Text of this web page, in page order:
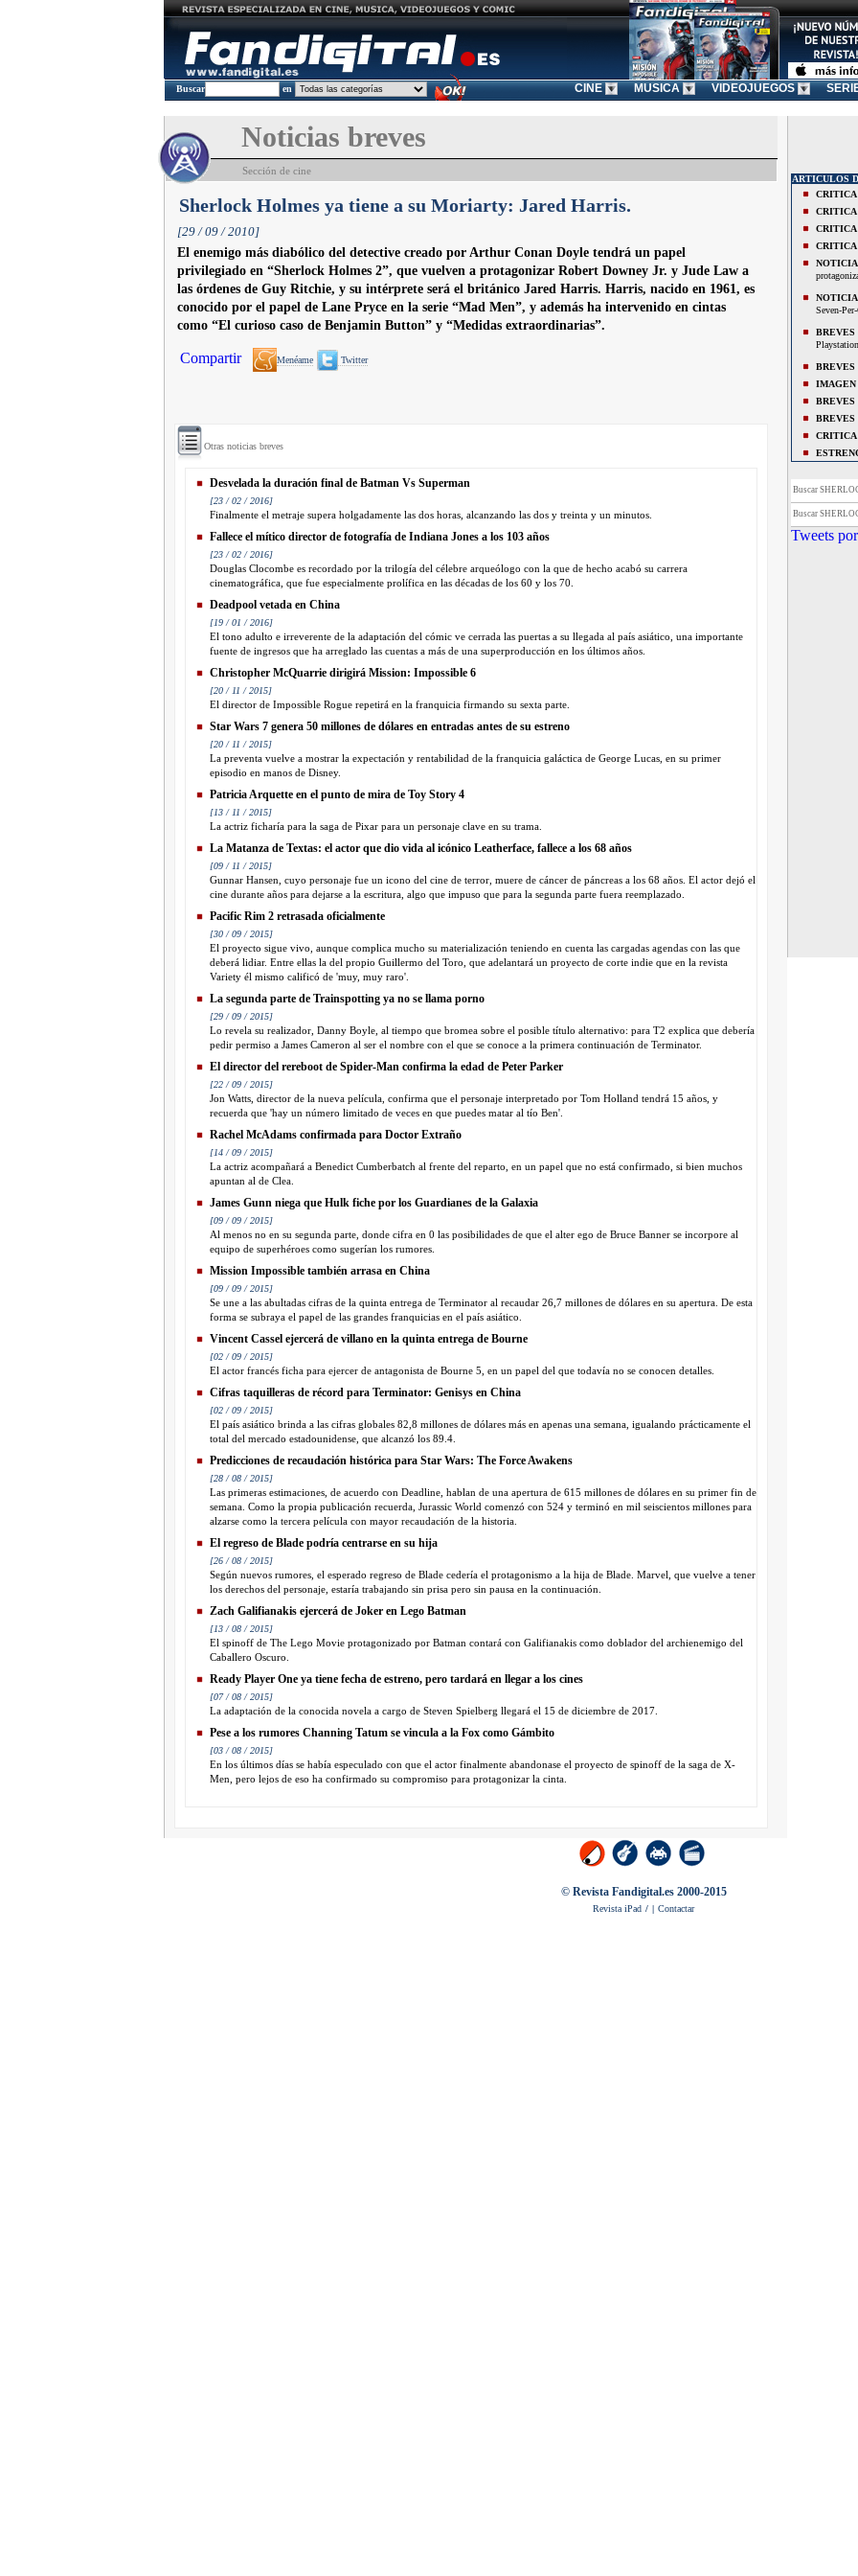
Buscar en CINE MUSICA VIDEOJUEGOS
Noticias breves
Sección de cine
Sherlock Holmes ya tiene a su Moriarty: Jared Harris.
[29 / 09 / 2010]
El enemigo más diabólico del detective creado por Arthur Conan Doyle tendrá un papel
privilegiado en “Sherlock Holmes 2”, que vuelven a protagonizar Robert Downey Jr. y Jude Law a
las órdenes de Guy Ritchie, y su intérprete será el británico Jared Harris. Harris, nacido en 1961, es
conocido por el papel de Lane Pryce en la serie “Mad Men”, y además ha intervenido en cintas
como “El curioso caso de Benjamin Button” y “Medidas extraordinarias”.
Compartir Menéame Twitter
Otras noticias breves
Desvelada la duración final de Batman Vs Superman
[23 / 02 / 2016]
Finalmente el metraje supera holgadamente las dos horas, alcanzando las dos y treinta y un minutos.
Fallece el mítico director de fotografía de Indiana Jones a los 103 años
[23 / 02 / 2016]
Douglas Clocombe es recordado por la trilogía del célebre arqueólogo con la que de hecho acabó su carrera
cinematográfica, que fue especialmente prolífica en las décadas de los 60 y los 70.
Deadpool vetada en China
[19 / 01 / 2016]
El tono adulto e irreverente de la adaptación del cómic ve cerrada las puertas a su llegada al país asiático, una importante
fuente de ingresos que ha arreglado las cuentas a más de una superproducción en los últimos años.
Christopher McQuarrie dirigirá Mission: Impossible 6
[20 / 11 / 2015]
El director de Impossible Rogue repetirá en la franquicia firmando su sexta parte.
Star Wars 7 genera 50 millones de dólares en entradas antes de su estreno
[20 / 11 / 2015]
La preventa vuelve a mostrar la expectación y rentabilidad de la franquicia galáctica de George Lucas, en su primer
episodio en manos de Disney.
Patricia Arquette en el punto de mira de Toy Story 4
[13 / 11 / 2015]
La actriz ficharía para la saga de Pixar para un personaje clave en su trama.
La Matanza de Textas: el actor que dio vida al icónico Leatherface, fallece a los 68 años
[09 / 11 / 2015]
Gunnar Hansen, cuyo personaje fue un icono del cine de terror, muere de cáncer de páncreas a los 68 años. El actor dejó el
cine durante años para dejarse a la escritura, algo que impuso que para la segunda parte fuera reemplazado.
Pacific Rim 2 retrasada oficialmente
[30 / 09 / 2015]
El proyecto sigue vivo, aunque complica mucho su materialización teniendo en cuenta las cargadas agendas con las que
deberá lidiar. Entre ellas la del propio Guillermo del Toro, que adelantará un proyecto de corte indie que en la revista
Variety él mismo calificó de 'muy, muy raro'.
La segunda parte de Trainspotting ya no se llama porno
[29 / 09 / 2015]
Lo revela su realizador, Danny Boyle, al tiempo que bromea sobre el posible título alternativo: para T2 explica que debería
pedir permiso a James Cameron al ser el nombre con el que se conoce a la primera continuación de Terminator.
El director del rereboot de Spider-Man confirma la edad de Peter Parker
[22 / 09 / 2015]
Jon Watts, director de la nueva película, confirma que el personaje interpretado por Tom Holland tendrá 15 años, y
recuerda que 'hay un número limitado de veces en que puedes matar al tío Ben'.
Rachel McAdams confirmada para Doctor Extraño
[14 / 09 / 2015]
La actriz acompañará a Benedict Cumberbatch al frente del reparto, en un papel que no está confirmado, si bien muchos
apuntan al de Clea.
James Gunn niega que Hulk fiche por los Guardianes de la Galaxia
[09 / 09 / 2015]
Al menos no en su segunda parte, donde cifra en 0 las posibilidades de que el alter ego de Bruce Banner se incorpore al
equipo de superhéroes como sugerían los rumores.
Mission Impossible también arrasa en China
[09 / 09 / 2015]
Se une a las abultadas cifras de la quinta entrega de Terminator al recaudar 26,7 millones de dólares en su apertura. De esta
forma se subraya el papel de las grandes franquicias en el país asiático.
Vincent Cassel ejercerá de villano en la quinta entrega de Bourne
[02 / 09 / 2015]
El actor francés ficha para ejercer de antagonista de Bourne 5, en un papel del que todavía no se conocen detalles.
Cifras taquilleras de récord para Terminator: Genisys en China
[02 / 09 / 2015]
El país asiático brinda a las cifras globales 82,8 millones de dólares más en apenas una semana, igualando prácticamente el
total del mercado estadounidense, que alcanzó los 89.4.
Predicciones de recaudación histórica para Star Wars: The Force Awakens
[28 / 08 / 2015]
Las primeras estimaciones, de acuerdo con Deadline, hablan de una apertura de 615 millones de dólares en su primer fin de
semana. Como la propia publicación recuerda, Jurassic World comenzó con 524 y terminó en mil seiscientos millones para
alzarse como la tercera película con mayor recaudación de la historia.
El regreso de Blade podría centrarse en su hija
[26 / 08 / 2015]
Según nuevos rumores, el esperado regreso de Blade cedería el protagonismo a la hija de Blade. Marvel, que vuelve a tener
los derechos del personaje, estaría trabajando sin prisa pero sin pausa en la continuación.
Zach Galifianakis ejercerá de Joker en Lego Batman
[13 / 08 / 2015]
El spinoff de The Lego Movie protagonizado por Batman contará con Galifianakis como doblador del archienemigo del
Caballero Oscuro.
Ready Player One ya tiene fecha de estreno, pero tardará en llegar a los cines
[07 / 08 / 2015]
La adaptación de la conocida novela a cargo de Steven Spielberg llegará el 15 de diciembre de 2017.
Pese a los rumores Channing Tatum se vincula a la Fox como Gámbito
[03 / 08 / 2015]
En los últimos días se había especulado con que el actor finalmente abandonase el proyecto de spinoff de la saga de X-
Men, pero lejos de eso ha confirmado su compromiso para protagonizar la cinta.
ARTICULOS
CRITICA
CRITICA
CRITICA
CRITICA
Seven-
BREVES
BREVES
IMAGEN
BREVES
BREVES
CRITICA
BREVES
navideña.
Buscar
Buscar
Tweets
© Revista Fandigital.es 2000-2015
Revista iPad / | Contactar